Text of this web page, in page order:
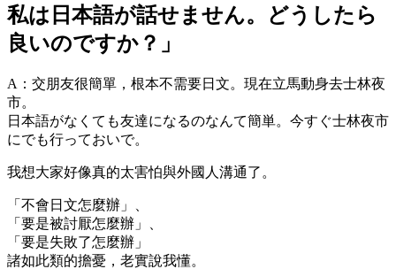
私は日本語が話せません。どうしたら
良いのですか？」
A：交朋友很簡單，根本不需要日文。現在立馬動身去士林夜
市。
日本語がなくても友達になるのなんて簡単。今すぐ士林夜市
にでも行っておいで。
我想大家好像真的太害怕與外國人溝通了。
「不會日文怎麼辦」、
「要是被討厭怎麼辦」、
「要是失敗了怎麼辦」
諸如此類的擔憂，老實說我懂。